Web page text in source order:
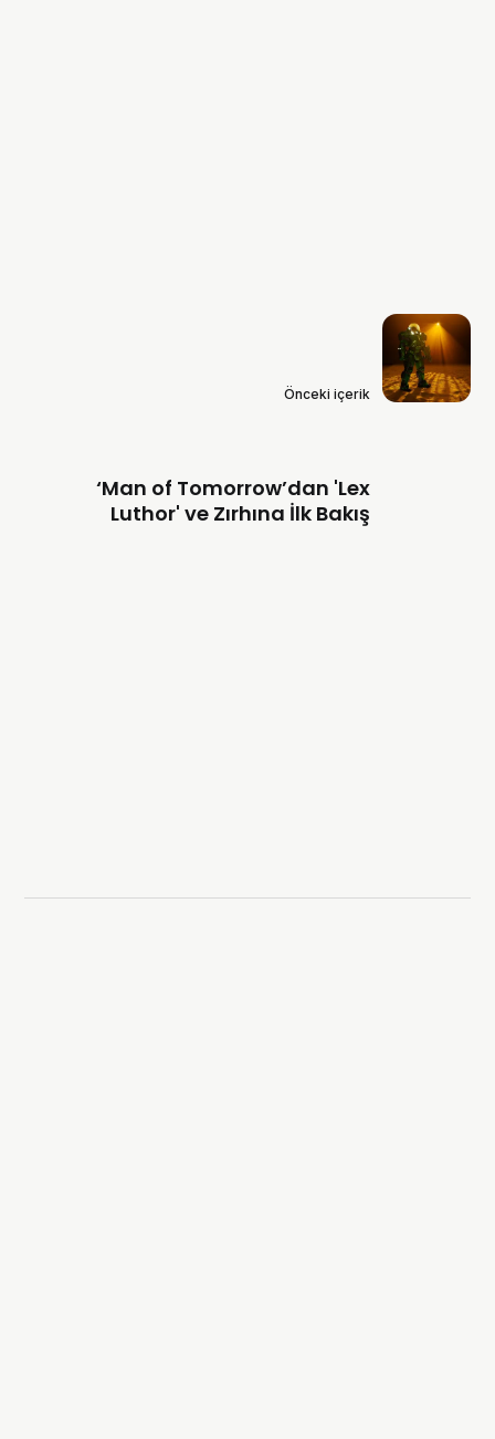
Önceki içerik
‘Man of Tomorrow’dan 'Lex
Luthor' ve Zırhına İlk Bakış